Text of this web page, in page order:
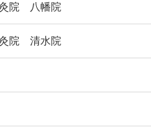
院 八幡院
院 清水院